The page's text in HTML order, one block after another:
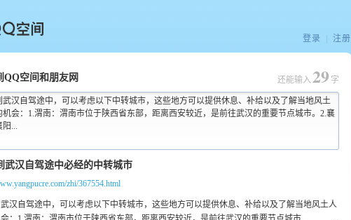
间
登录 注册
QQ空间和朋友网
武汉自驾途中，可以考虑以下中转城市，这些地方可以提供休息、补给以及了解当地风土
机会：1.渭南：渭南市位于陕西省东部，距离西安较近，是前往武汉的重要节点城市。2.襄
阳...
还能输入 29 字
zhi/367554.html